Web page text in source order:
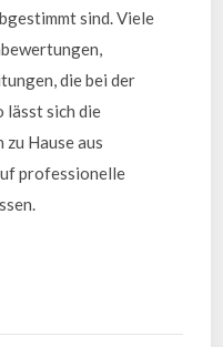
sind. Viele
die bei der
lässt sich die
zu Hause aus
professionelle